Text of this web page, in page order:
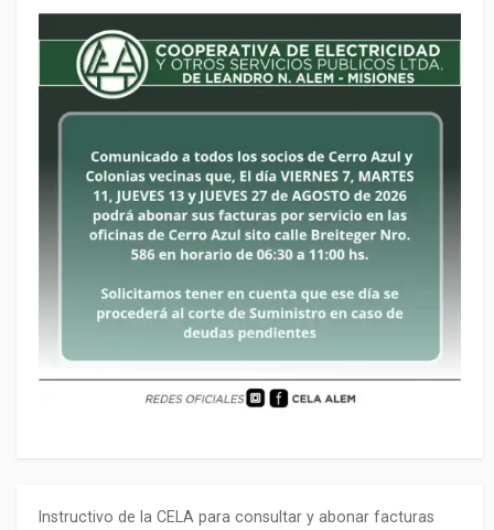
Instructivo de la CELA para consultar y abonar facturas